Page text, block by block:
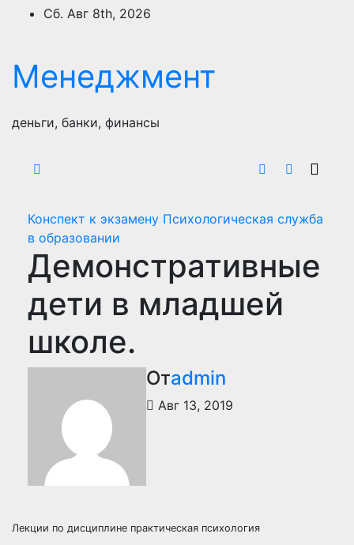
ПерейтиСб. Авг 8th, 2026
Менеджмент
деньги, банки, финансы
Конспект к экзамену Психологическая служба
в образовании
Демонстративные
дети в младшей
школе.
Отadmin
Авг 13, 2019
Лекции по дисциплине практическая психология